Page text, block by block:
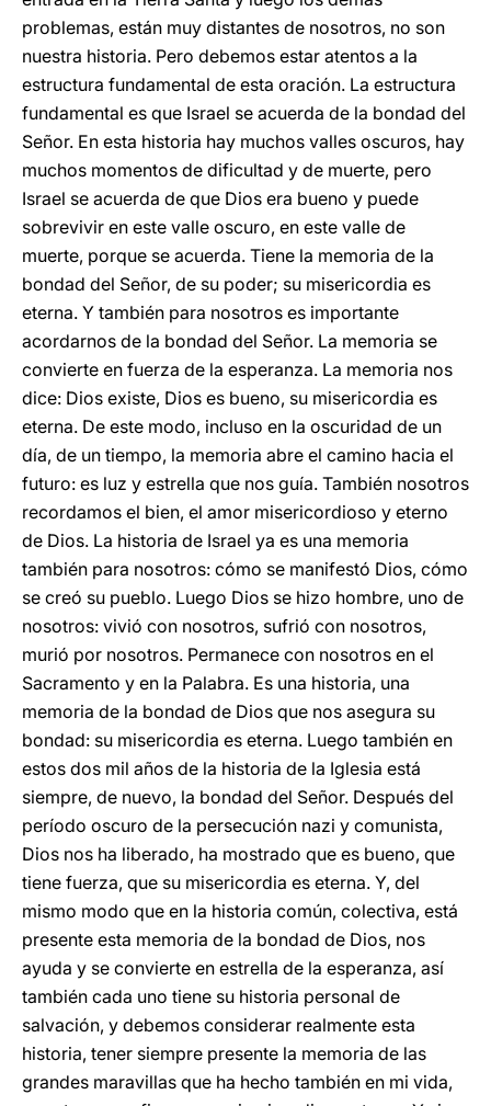
problemas, están muy distantes de nosotros, no son
nuestra historia. Pero debemos estar atentos a la
estructura fundamental de esta oración. La estructura
fundamental es que Israel se acuerda de la bondad del
Señor. En esta historia hay muchos valles oscuros, hay
muchos momentos de dificultad y de muerte, pero
Israel se acuerda de que Dios era bueno y puede
sobrevivir en este valle oscuro, en este valle de
muerte, porque se acuerda. Tiene la memoria de la
bondad del Señor, de su poder; su misericordia es
eterna. Y también para nosotros es importante
acordarnos de la bondad del Señor. La memoria se
convierte en fuerza de la esperanza. La memoria nos
dice: Dios existe, Dios es bueno, su misericordia es
eterna. De este modo, incluso en la oscuridad de un
día, de un tiempo, la memoria abre el camino hacia el
futuro: es luz y estrella que nos guía. También nosotros
recordamos el bien, el amor misericordioso y eterno
de Dios. La historia de Israel ya es una memoria
también para nosotros: cómo se manifestó Dios, cómo
se creó su pueblo. Luego Dios se hizo hombre, uno de
nosotros: vivió con nosotros, sufrió con nosotros,
murió por nosotros. Permanece con nosotros en el
Sacramento y en la Palabra. Es una historia, una
memoria de la bondad de Dios que nos asegura su
bondad: su misericordia es eterna. Luego también en
estos dos mil años de la historia de la Iglesia está
siempre, de nuevo, la bondad del Señor. Después del
período oscuro de la persecución nazi y comunista,
Dios nos ha liberado, ha mostrado que es bueno, que
tiene fuerza, que su misericordia es eterna. Y, del
mismo modo que en la historia común, colectiva, está
presente esta memoria de la bondad de Dios, nos
ayuda y se convierte en estrella de la esperanza, así
también cada uno tiene su historia personal de
salvación, y debemos considerar realmente esta
historia, tener siempre presente la memoria de las
grandes maravillas que ha hecho también en mi vida,